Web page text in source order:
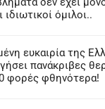
ιδιωτικοί όμιλοι..
ευκαιρία της
πανάκριβες
φορές φθηνότερα!